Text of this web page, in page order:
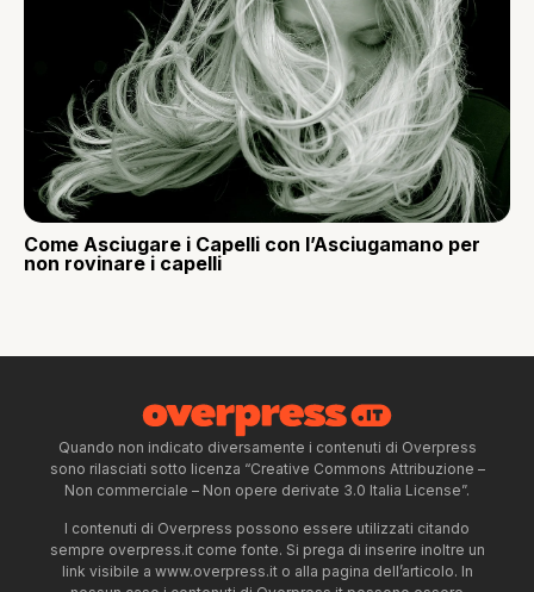
Come Asciugare i Capelli con l’Asciugamano per
non rovinare i capelli
Quando non indicato diversamente i contenuti di Overpress
sono rilasciati sotto licenza “Creative Commons Attribuzione –
Non commerciale – Non opere derivate 3.0 Italia License”.
I contenuti di Overpress possono essere utilizzati citando
sempre overpress.it come fonte. Si prega di inserire inoltre un
link visibile a www.overpress.it o alla pagina dell’articolo. In